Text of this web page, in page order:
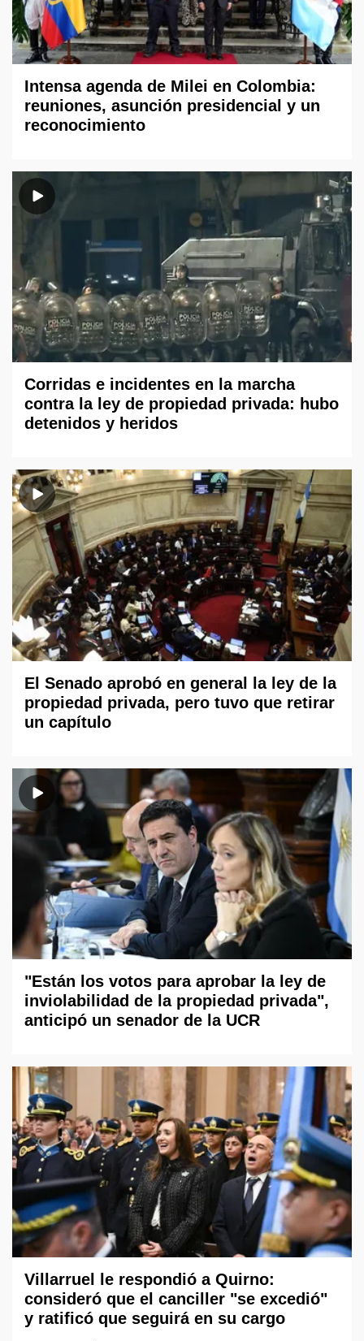
Intensa agenda de Milei en Colombia:
reuniones, asunción presidencial y un
reconocimiento
Corridas e incidentes en la marcha
contra la ley de propiedad privada: hubo
detenidos y heridos
El Senado aprobó en general la ley de la
propiedad privada, pero tuvo que retirar
un capítulo
"Están los votos para aprobar la ley de
inviolabilidad de la propiedad privada",
anticipó un senador de la UCR
Villarruel le respondió a Quirno:
consideró que el canciller "se excedió"
y ratificó que seguirá en su cargo